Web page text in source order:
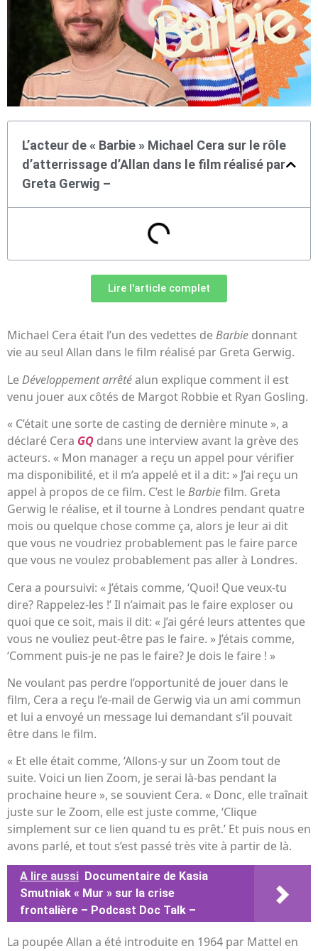
L’acteur de « Barbie » Michael Cera sur le rôle
d’atterrissage d’Allan dans le film réalisé par
Greta Gerwig –
Lire l'article complet
Michael Cera était l’un des vedettes deBarbie donnant
vie au seul Allan dans le film réalisé par Greta Gerwig.
LeDéveloppement arrêtéalun explique comment il est
venu jouer aux côtés de Margot Robbie et Ryan Gosling.
« C’était une sorte de casting de dernière minute », a
déclaré Cera GQ dans une interview avant la grève des
acteurs. « Mon manager a reçu un appel pour vérifier
ma disponibilité, et il m’a appelé et il a dit: » J’ai reçu un
appel à propos de ce film. C’est leBarbiefilm. Greta
Gerwig le réalise, et il tourne à Londres pendant quatre
mois ou quelque chose comme ça, alors je leur ai dit
que vous ne voudriez probablement pas le faire parce
que vous ne voulez probablement pas aller à Londres.
Cera a poursuivi: « J’étais comme, ‘Quoi! Que veux-tu
dire? Rappelez-les !’ Il n’aimait pas le faire exploser ou
quoi que ce soit, mais il dit: « J’ai géré leurs attentes que
vous ne vouliez peut-être pas le faire. » J’étais comme,
‘Comment puis-je ne pas le faire? Je dois le faire ! »
Ne voulant pas perdre l’opportunité de jouer dans le
film, Cera a reçu l’e-mail de Gerwig via un ami commun
et lui a envoyé un message lui demandant s’il pouvait
être dans le film.
« Et elle était comme, ‘Allons-y sur un Zoom tout de
suite. Voici un lien Zoom, je serai là-bas pendant la
prochaine heure », se souvient Cera. « Donc, elle traînait
juste sur le Zoom, elle est juste comme, ‘Clique
simplement sur ce lien quand tu es prêt.’ Et puis nous en
avons parlé, et tout s’est passé très vite à partir de là.
A lire aussi Documentaire de Kasia
Smutniak « Mur » sur la crise
frontalière – Podcast Doc Talk –
La poupée Allan a été introduite en 1964 par Mattel en